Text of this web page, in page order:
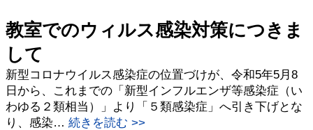
教室でのウィルス感染対策につきま
して
新型コロナウイルス感染症の位置づけが、令和5年5月8
日から、これまでの「新型インフルエンザ等感染症（い
わゆる２類相当）」より「５類感染症」へ引き下げとな
り、感染… 続きを読む >>